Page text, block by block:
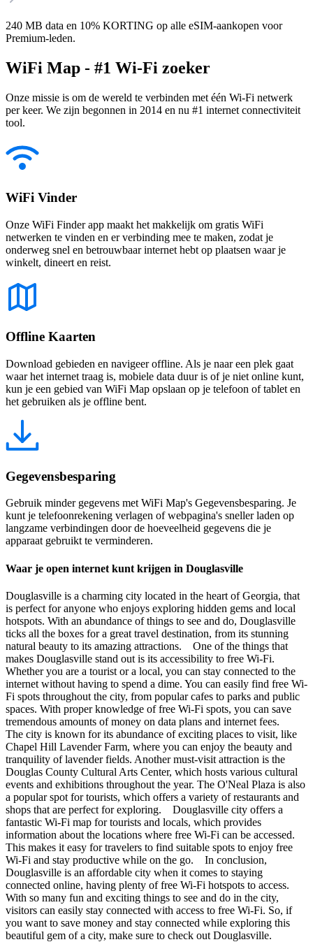
240 MB data en 10% KORTING op alle eSIM-aankopen voor
Premium-leden.
WiFi Map - #1 Wi-Fi zoeker
Onze missie is om de wereld te verbinden met één Wi-Fi netwerk
per keer. We zijn begonnen in 2014 en nu #1 internet connectiviteit
tool.
WiFi Vinder
Onze WiFi Finder app maakt het makkelijk om gratis WiFi
netwerken te vinden en er verbinding mee te maken, zodat je
onderweg snel en betrouwbaar internet hebt op plaatsen waar je
winkelt, dineert en reist.
Offline Kaarten
Download gebieden en navigeer offline. Als je naar een plek gaat
waar het internet traag is, mobiele data duur is of je niet online kunt,
kun je een gebied van WiFi Map opslaan op je telefoon of tablet en
het gebruiken als je offline bent.
Gegevensbesparing
Gebruik minder gegevens met WiFi Map's Gegevensbesparing. Je
kunt je telefoonrekening verlagen of webpagina's sneller laden op
langzame verbindingen door de hoeveelheid gegevens die je
apparaat gebruikt te verminderen.
Waar je open internet kunt krijgen in Douglasville
Douglasville is a charming city located in the heart of Georgia, that
is perfect for anyone who enjoys exploring hidden gems and local
hotspots. With an abundance of things to see and do, Douglasville
ticks all the boxes for a great travel destination, from its stunning
natural beauty to its amazing attractions. One of the things that
makes Douglasville stand out is its accessibility to free Wi-Fi.
Whether you are a tourist or a local, you can stay connected to the
internet without having to spend a dime. You can easily find free Wi-
Fi spots throughout the city, from popular cafes to parks and public
spaces. With proper knowledge of free Wi-Fi spots, you can save
tremendous amounts of money on data plans and internet fees.
The city is known for its abundance of exciting places to visit, like
Chapel Hill Lavender Farm, where you can enjoy the beauty and
tranquility of lavender fields. Another must-visit attraction is the
Douglas County Cultural Arts Center, which hosts various cultural
events and exhibitions throughout the year. The O'Neal Plaza is also
a popular spot for tourists, which offers a variety of restaurants and
shops that are perfect for exploring. Douglasville city offers a
fantastic Wi-Fi map for tourists and locals, which provides
information about the locations where free Wi-Fi can be accessed.
This makes it easy for travelers to find suitable spots to enjoy free
Wi-Fi and stay productive while on the go. In conclusion,
Douglasville is an affordable city when it comes to staying
connected online, having plenty of free Wi-Fi hotspots to access.
With so many fun and exciting things to see and do in the city,
visitors can easily stay connected with access to free Wi-Fi. So, if
you want to save money and stay connected while exploring this
beautiful gem of a city, make sure to check out Douglasville.